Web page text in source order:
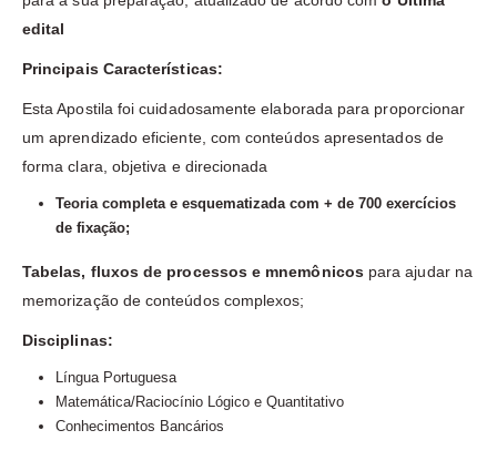
edital
Principais Características:
Esta Apostila foi cuidadosamente elaborada para proporcionar
um aprendizado eficiente, com conteúdos apresentados de
forma clara, objetiva e direcionada
Teoria completa e esquematizada com + de 700 exercícios
de fixação;
Tabelas, fluxos de processos e mnemônicospara ajudar na
memorização de conteúdos complexos;
Disciplinas:
Língua Portuguesa
Matemática/Raciocínio Lógico e Quantitativo
Conhecimentos Bancários